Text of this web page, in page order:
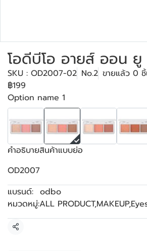
โอดีบีโอ อายส์ ออน ยู
SKU : OD2007-02 No.2 ขายแล้ว 0
฿199
Option name 1
คำอธิบายสินค้าแบบย่อ
OD2007
แบรนด์: odbo
หมวดหมู่:ALL PRODUCT,MAKEUP,
แชร์